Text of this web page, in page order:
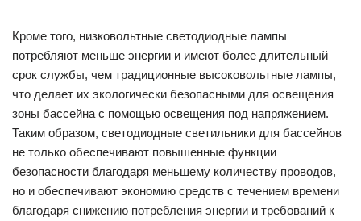
Кроме того, низковольтные светодиодные лампы
потребляют меньше энергии и имеют более длительный
срок службы, чем традиционные высоковольтные лампы,
что делает их экологически безопасными для освещения
зоны бассейна с помощью освещения под напряжением.
Таким образом, светодиодные светильники для бассейнов
не только обеспечивают повышенные функции
безопасности благодаря меньшему количеству проводов,
но и обеспечивают экономию средств с течением времени
благодаря снижению потребления энергии и требований к